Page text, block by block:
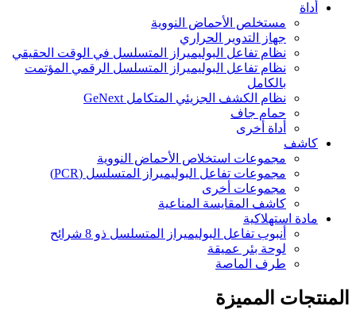
أداة
مستخلص الأحماض النووية
جهاز التدوير الحراري
نظام تفاعل البوليميراز المتسلسل في الوقت الحقيقي
نظام تفاعل البوليميراز المتسلسل الرقمي المؤتمت
بالكامل
نظام الكشف الجزيئي المتكامل GeNext
حمام جاف
أداة أخرى
كاشف
مجموعات استخلاص الأحماض النووية
مجموعات تفاعل البوليميراز المتسلسل (PCR)
مجموعات أخرى
كاشف المقايسة المناعية
مادة استهلاكية
أنبوب تفاعل البوليميراز المتسلسل ذو 8 شرائح
لوحة بئر عميقة
طرف الماصة
المنتجات المميزة